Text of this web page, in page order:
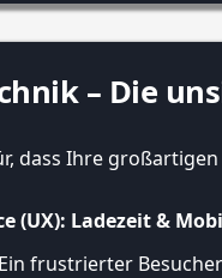
– Die
dass Ihre
(UX): Ladezeit &
Ein frustrierter